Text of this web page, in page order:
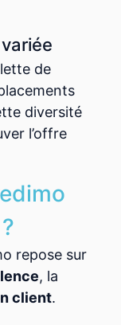
de
diversité
l’offre
repose sur
, la
client.